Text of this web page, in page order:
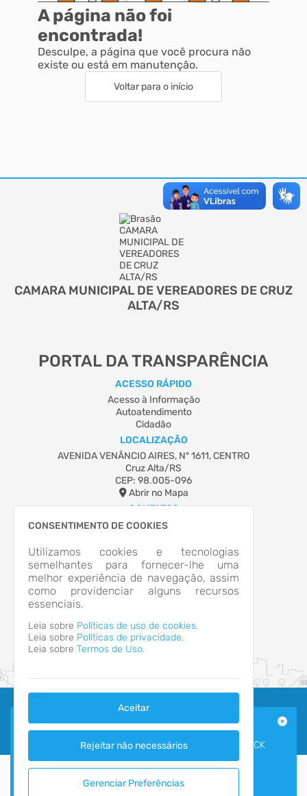
A página não foi
encontrada!
Desculpe, a página que você procura não
existe ou está em manutenção.
Voltar para o início
CONSENTIMENTO DE COOKIES
Utilizamos cookies e tecnologias
semelhantes para fornecer-lhe uma
melhor experiência de navegação, assim
como providenciar alguns recursos
essenciais.
Leia sobre Políticas de uso de cookies.
Leia sobre Políticas de privacidade.
Leia sobre Termos de Uso.
Aceitar
Rejeitar não necessários
Gerenciar Preferências
LICITAÇÕES E CONTRATOS
PARA CONSULTAR OS CONTRATOS E LICITAÇÕES CLICK
AQUIhttps://portal.tce.rs.gov.br/aplicprod/f?
Ver mais
CAMARA MUNICIPAL DE VEREADORES DE CRUZ
ALTA/RS
PORTAL DA TRANSPARÊNCIA
ACESSO RÁPIDO
Acesso à Informação
Autoatendimento
Cidadão
LOCALIZAÇÃO
AVENIDA VENÂNCIO AIRES, Nº 1611, CENTRO
Cruz Alta/RS
CEP: 98.005-096
Abrir no Mapa
CONTATOS
(55)3322-4833
HORÁRIO DE ATENDIMENTO
Segunda-feira a Sexta-feira8h às 14h
2026 - IPM Sistemas Ltda. Todos os Direitos Reservados.
Termos de Uso|Política de Privacidade